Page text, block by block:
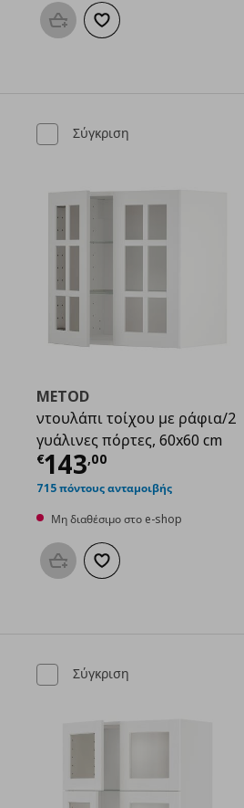
Προσθήκη στο καλάθι
Προσθήκη στα αγαπημένα
€ 95,00
Σύγκριση
METOD
ντουλάπι τοίχου με ράφια/2
γυάλινες πόρτες, 60x60 cm
€143,00
Τρέχουσα τιμή
715 πόντους ανταμοιβής
Μη διαθέσιμο στο e-shop
Προσθήκη στο καλάθι
Προσθήκη στα αγαπημένα
Σύγκριση